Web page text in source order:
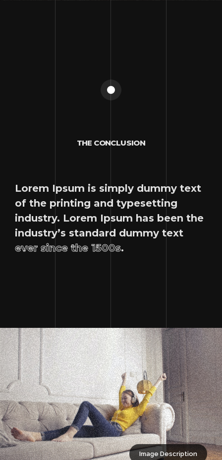
THE CONCLUSION
Lorem Ipsum is simply dummy text
of the printing and typesetting
industry. Lorem Ipsum has been the
industry’s standard dummy text
ever since the 1500s.
Image Description